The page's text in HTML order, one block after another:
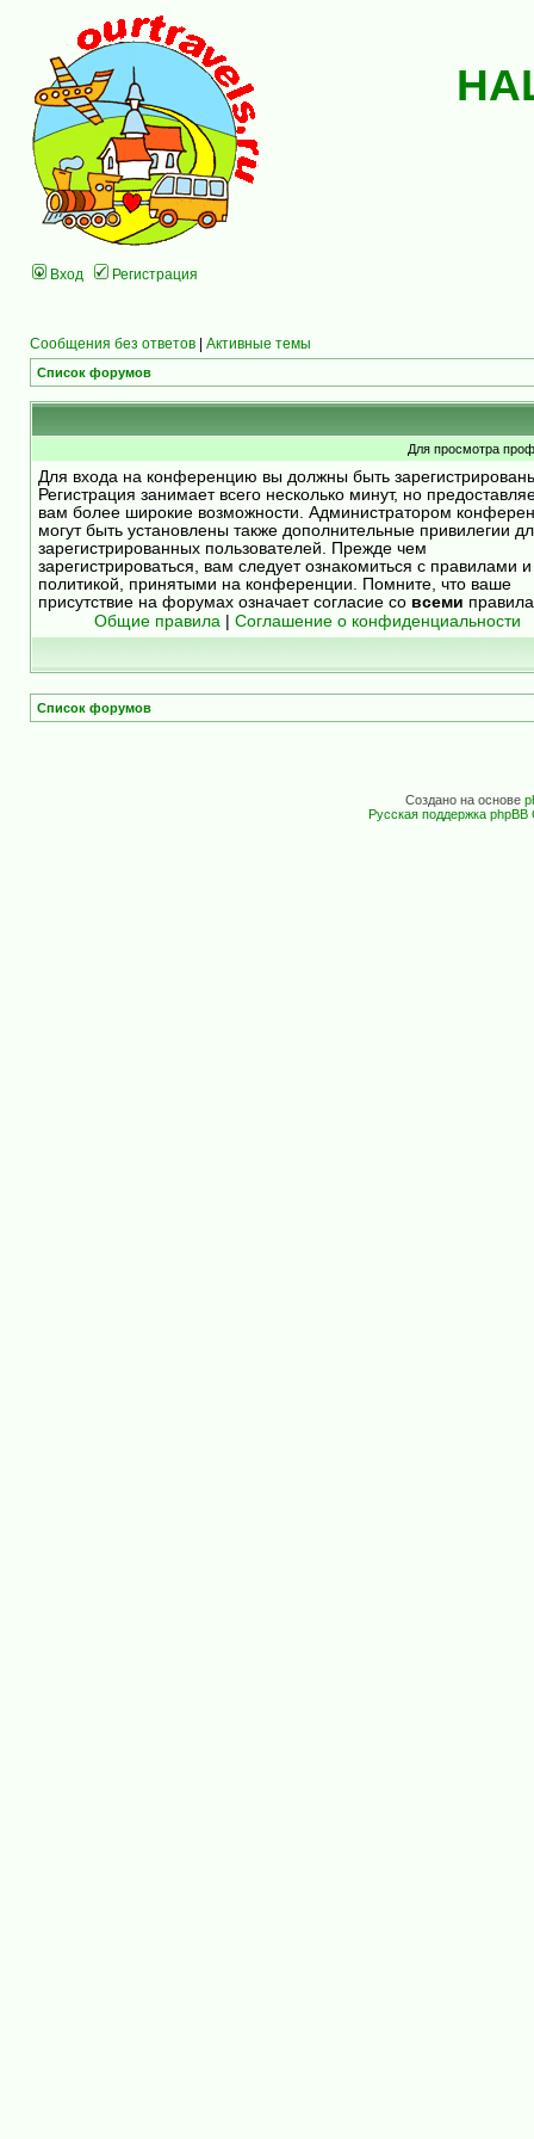
Вход Регистрация
Сообщения без ответов | Активные темы
Список форумов
Для просмотра
Для входа на конференцию вы должны быть
Регистрация занимает всего несколько минут, но
вам более широкие возможности. Администратором
могут быть установлены также дополнительные привилегии
зарегистрированных пользователей. Прежде чем
зарегистрироваться, вам следует ознакомиться с правилами и
политикой, принятыми на конференции. Помните, что ваше
присутствие на форумах означает согласие со всеми
Общие правила
Соглашение о конфиденциальности
Список форумов
Создано на основе
Русская поддержка phpBB